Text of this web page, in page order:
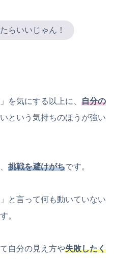
らいいじゃん！
を気にする以上に、 自分の
という気持ちのほうが強い
挑戦を避けがちです。
と言って何も動いていない
。
自分の見え方や失敗したく